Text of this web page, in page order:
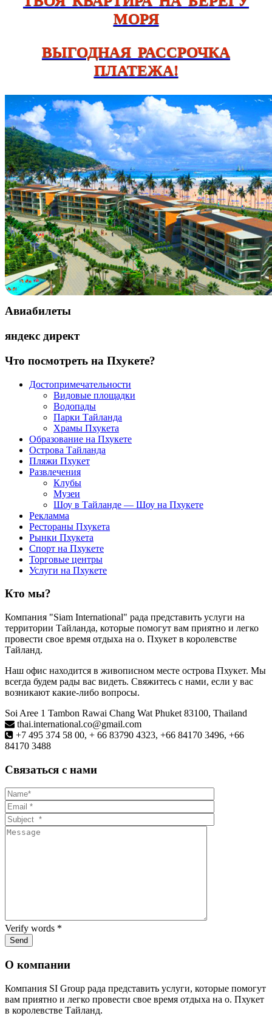
МОРЯ
ВЫГОДНАЯ РАССРОЧКА
ПЛАТЕЖА!
Авиабилеты
яндекс директ
Что посмотреть на Пхукете?
Достопримечательности
Видовые площадки
Водопады
Парки Тайланда
Храмы Пхукета
Образование на Пхукете
Острова Тайланда
Пляжи Пхукет
Развлечения
Клубы
Музеи
Шоу в Тайланде — Шоу на Пхукете
Рекламма
Рестораны Пхукета
Рынки Пхукета
Спорт на Пхукете
Торговые центры
Услуги на Пхукете
Кто мы?
Компания "Siam International" рада представить услуги на
территории Тайланда, которые помогут вам приятно и легко
провести свое время отдыха на о. Пхукет в королевстве
Тайланд.
Наш офис находится в живописном месте острова Пхукет. Мы
всегда будем рады вас видеть. Свяжитесь с нами, если у вас
возникают какие-либо вопросы.
Soi Aree 1 Tambon Rawai Chang Wat Phuket 83100, Thailand
thai.international.co@gmail.com
+7 495 374 58 00, + 66 83790 4323, +66 84170 3496, +66
84170 3488
Связаться с нами
Verify words *
О компании
Компания SI Group рада представить услуги, которые помогут
вам приятно и легко провести свое время отдыха на о. Пхукет
в королевстве Тайланд.